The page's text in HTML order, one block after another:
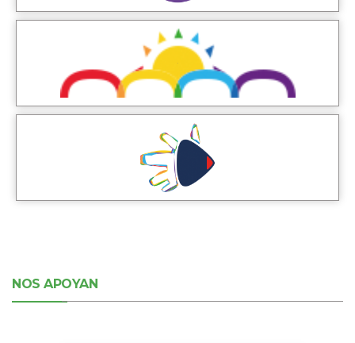
NOS APOYAN